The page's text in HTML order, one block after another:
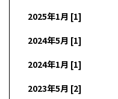
2025年1月 [1]
2024年5月 [1]
2024年1月 [1]
2023年5月 [2]